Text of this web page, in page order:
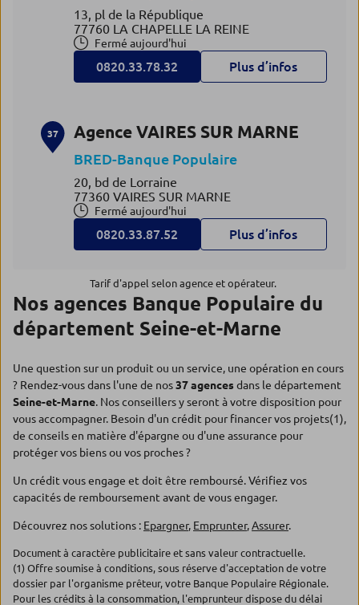
13, pl de la République
77760 LA CHAPELLE LA REINE
Fermé aujourd'hui
0820.33.78.32 Plus d’infos
37 Agence VAIRES SUR MARNE
BRED-Banque Populaire
20, bd de Lorraine
77360 VAIRES SUR MARNE
Fermé aujourd'hui
0820.33.87.52 Plus d’infos
Tarif d'appel selon agence et opérateur.
Nos agences Banque Populaire du
département Seine-et-Marne
Une question sur un produit ou un service, une opération en cours
? Rendez-vous dans l'une de nos37 agencesdans le département
Seine-et-Marne. Nos conseillers y seront à votre disposition pour
vous accompagner. Besoin d'un crédit pour financer vos projets(1),
de conseils en matière d'épargne ou d'une assurance pour
protéger vos biens ou vos proches ?
Un crédit vous engage et doit être remboursé. Vérifiez vos
capacités de remboursement avant de vous engager.
Découvrez nos solutions : Epargner, Emprunter,Assurer.
Document à caractère publicitaire et sans valeur contractuelle.
(1) Offre soumise à conditions, sous réserve d'acceptation de votre
dossier par l'organisme prêteur, votre Banque Populaire Régionale.
Pour les crédits à la consommation, l'emprunteur dispose du délai